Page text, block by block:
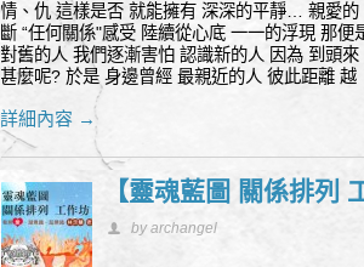
情、仇 這樣是否 就能擁有 深深的平靜… 親愛
斷 “任何關係"感受 陸續從心底 一一的浮現 那
對舊的人 我們逐漸害怕 認識新的人 因為 到頭
甚麼呢? 於是 身邊曾經 最親近的人 彼此距離 越
詳細內容 →
【靈魂藍圖 關係排列
by archangel